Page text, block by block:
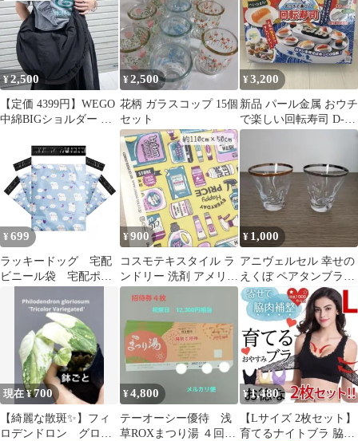
ワンタッチテープ 強
力テープ付き 封筒
梱包用資材 ポリ袋
カラー おしゃれ 厚
手 軽量 防水 クリ
ックポスト ネコポ
ス ゆうパケット メル
カリ
¥2,500
【定価 4399円】WEGO
中綿BIGショルダー バ
¥2,500
花柄 ガラスコップ 15個
セット
¥3,200
新品 パール金属 おウチ
で楽しい回転寿司 D-
6755
¥ 699
ラッキードッグ 宅配
ビニール袋 宅配ポリ
けない A3サイズ ワ
ンタッチテープ 強力
テープ付き 封筒 梱
包用資材 ポリ袋 カ
ラー おしゃれ 厚
手 軽量 防水 クリ
ックポスト ネコポ
ス ゆうパケット メル
カリ
¥900
コスモテキスタイル ラ
ンドリー 洗剤 アメリカ
ン オックス 生地 はぎ
¥ 1,000
アニヴェルセル 幸せの
えくぼ ペアタンブラー
グラス 金 プラチナ コ
ーティング
現在 ¥700
【綺麗な散斑✨】フィ
ロデンドロン グロリ
¥4,800
テーオーシー優待 浅
草ROXまつり湯 ４回
¥1,480
【Lサイズ 2枚セット】
育てるナイトブラ 脇肉